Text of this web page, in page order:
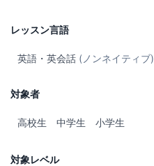
レッスン言語
英語・英会話 (ノンネイティブ)
対象者
高校生 中学生 小学生
対象レベル